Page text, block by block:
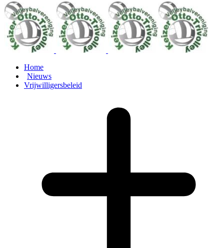
Home
Nieuws
Vrijwilligersbeleid